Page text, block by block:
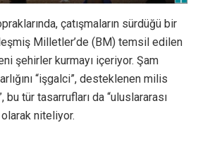
çatışmaların sürdüğü bir
Milletler’de (BM) temsil edilen
şehirler kurmayı içeriyor. Şam
“işgalci”, desteklenen milis
bu tür tasarrufları da “uluslararası
olarak niteliyor.